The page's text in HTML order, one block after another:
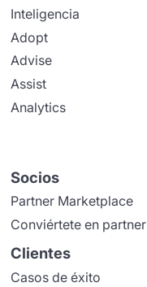
Inteligencia
Adopt
Advise
Assist
Analytics
Socios
Partner Marketplace
Conviértete en partner
Clientes
Casos de éxito